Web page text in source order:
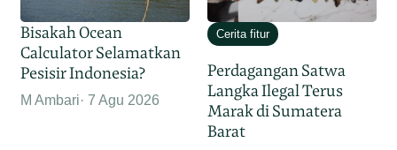
Bisakah Ocean
Calculator Selamatkan
Pesisir Indonesia?
M Ambari 7 Agu 2026
Cerita fitur
Perdagangan Satwa
Langka Ilegal Terus
Marak di Sumatera
Barat